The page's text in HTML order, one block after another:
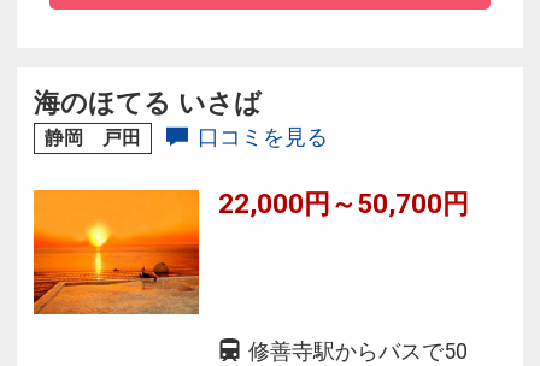
海のほてる いさば
静岡 戸田 口コミを見る
22,000円～50,700円
修善寺駅からバスで50